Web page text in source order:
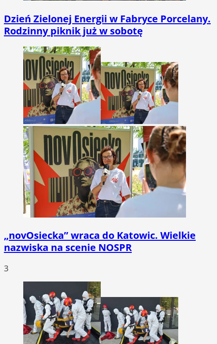
Dzień Zielonej Energii w Fabryce Porcelany.
Rodzinny piknik już w sobotę
„novOsiecka” wraca do Katowic. Wielkie
nazwiska na scenie NOSPR
3